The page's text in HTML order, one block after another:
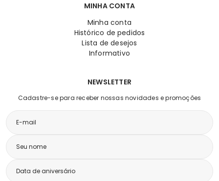
MINHA CONTA
Minha conta
Histórico de pedidos
Lista de desejos
Informativo
NEWSLETTER
Cadastre-se para receber nossas novidades e promoções